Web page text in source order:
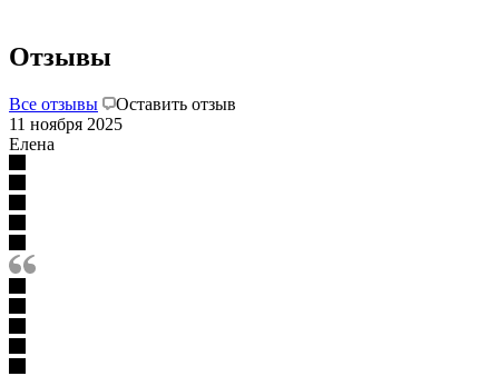
Отзывы
Все отзывы
Оставить отзыв
11 ноября 2025
Елена